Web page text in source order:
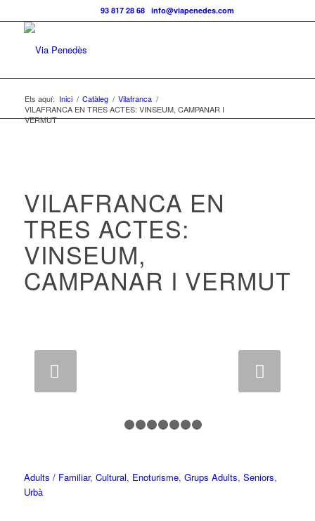
Telf.:93 817 28 68 |info@viapenedes.com
Ets aquí: Inici / Catàleg / Vilafranca /
VILAFRANCA EN TRES ACTES: VINSEUM, CAMPANAR I
VERMUT
VILAFRANCA EN
TRES ACTES:
VINSEUM,
CAMPANAR I VERMUT
1 2
Adults / Familiar, Cultural, Enoturisme, Grups Adults, Seniors,
Urbà